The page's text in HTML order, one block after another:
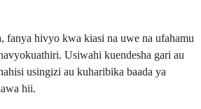
fanya hivyo kwa kiasi na uwe na ufahamu
Usiwahi kuendesha gari au
usingizi au kuharibika baada ya
hii.